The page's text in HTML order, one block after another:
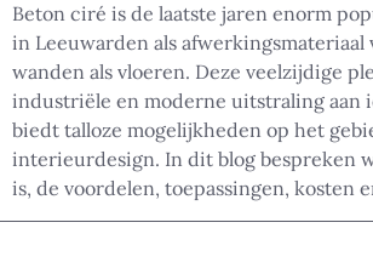
Beton ciré is de laatste jaren enorm
in Leeuwarden als afwerkingsmateriaal
wanden als vloeren. Deze veelzijdige
industriële en moderne uitstraling aan
biedt talloze mogelijkheden op het
interieurdesign. In dit blog bespreken
is, de voordelen, toepassingen, kosten